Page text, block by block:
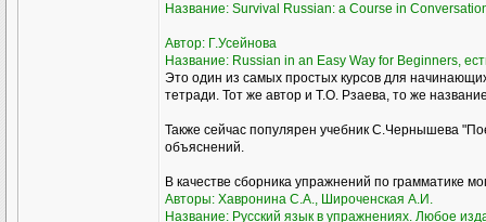
Название: Survival Russian: а Course in
Автор: Г.Усейнова
Название: Russian in an Easy Way for Beginners,
Это один из самых простых курсов для
тетради. Тот же автор и Т.О. Рзаева, то же
Также сейчас популярен учебник С.Чернышева
объяснений.
В качестве сборника упражнений по грамматике
Авторы: Хавронина С.А., Широченская А.И.
Название: Русский язык в упражнениях. Любое